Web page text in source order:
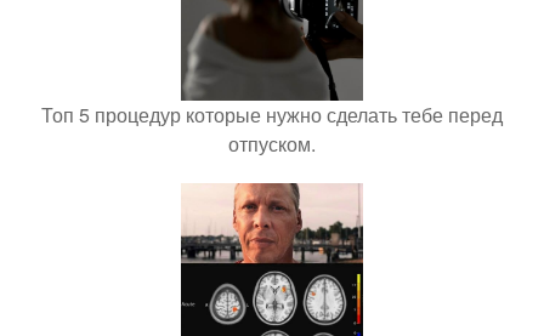
Топ 5 процедур которые нужно сделать тебе перед
отпуском.